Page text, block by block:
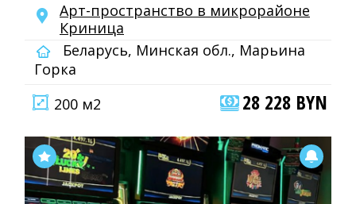
Арт-пространство в микрорайоне
Криница
Беларусь, Минская обл., Марьина
Горка
200 м2
28 228 BYN